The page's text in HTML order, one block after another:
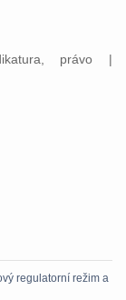
právo |
regulatorní režim a